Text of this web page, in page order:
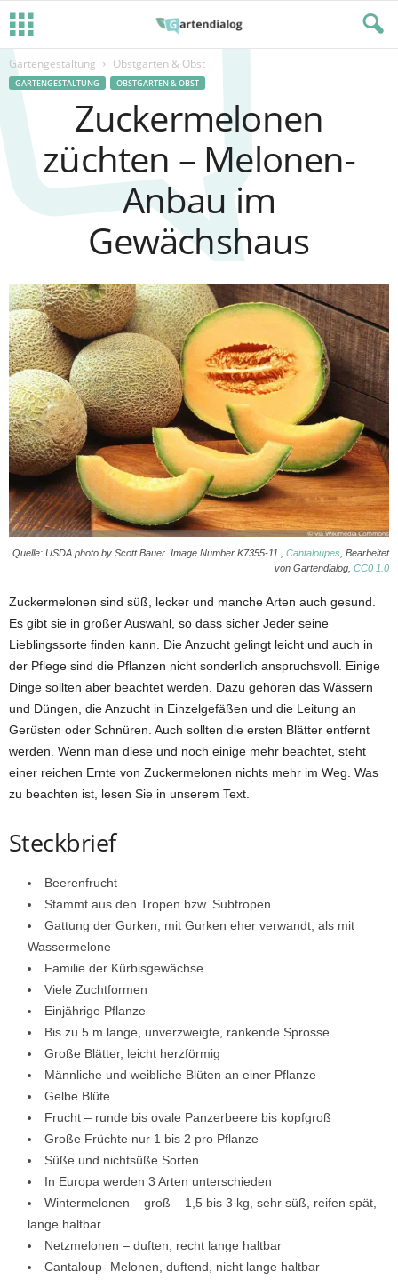
Gartengestaltung Obstgarten & Obst
GARTENGESTALTUNG OBSTGARTEN & OBST
Zuckermelonen
züchten – Melonen-
Anbau im
Gewächshaus
Quelle: USDA photo by Scott Bauer. Image Number K7355-11., Cantaloupes , Bearbeitet
von Gartendialog, CC0 1.0
Zuckermelonen sind süß, lecker und manche Arten auch gesund.
Es gibt sie in großer Auswahl, so dass sicher Jeder seine
Lieblingssorte finden kann. Die Anzucht gelingt leicht und auch in
der Pflege sind die Pflanzen nicht sonderlich anspruchsvoll. Einige
Dinge sollten aber beachtet werden. Dazu gehören das Wässern
und Düngen, die Anzucht in Einzelgefäßen und die Leitung an
Gerüsten oder Schnüren. Auch sollten die ersten Blätter entfernt
werden. Wenn man diese und noch einige mehr beachtet, steht
einer reichen Ernte von Zuckermelonen nichts mehr im Weg. Was
zu beachten ist, lesen Sie in unserem Text.
Steckbrief
Beerenfrucht
Stammt aus den Tropen bzw. Subtropen
Gattung der Gurken, mit Gurken eher verwandt, als mit
Wassermelone
Familie der Kürbisgewächse
Viele Zuchtformen
Einjährige Pflanze
Bis zu 5 m lange, unverzweigte, rankende Sprosse
Große Blätter, leicht herzförmig
Männliche und weibliche Blüten an einer Pflanze
Gelbe Blüte
Frucht – runde bis ovale Panzerbeere bis kopfgroß
Große Früchte nur 1 bis 2 pro Pflanze
Süße und nichtsüße Sorten
In Europa werden 3 Arten unterschieden
Wintermelonen – groß – 1,5 bis 3 kg, sehr süß, reifen spät,
lange haltbar
Netzmelonen – duften, recht lange haltbar
Cantaloup- Melonen, duftend, nicht lange haltbar